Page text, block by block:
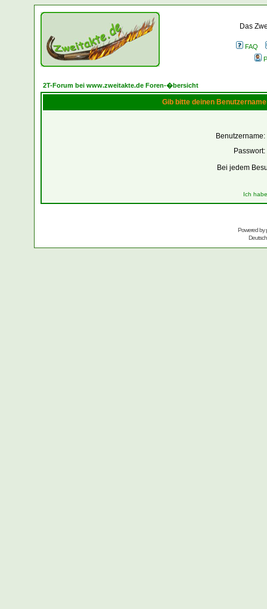
Das
FAQ
2T-Forum bei www.zweitakte.de Foren-�bersicht
Gib bitte deinen
Benutzername:
Passwort:
Bei jedem
Ich
Powered by